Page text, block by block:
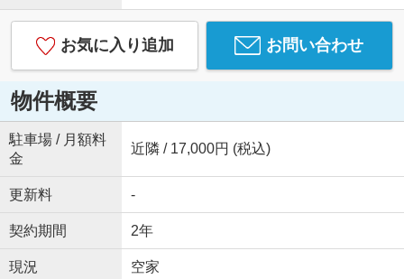
お気に入り追加 お問い合わせ
物件概要
駐車場 / 月額料
金
近隣 / 17,000円 (税込)
更新料 -
契約期間 2年
現況 空家